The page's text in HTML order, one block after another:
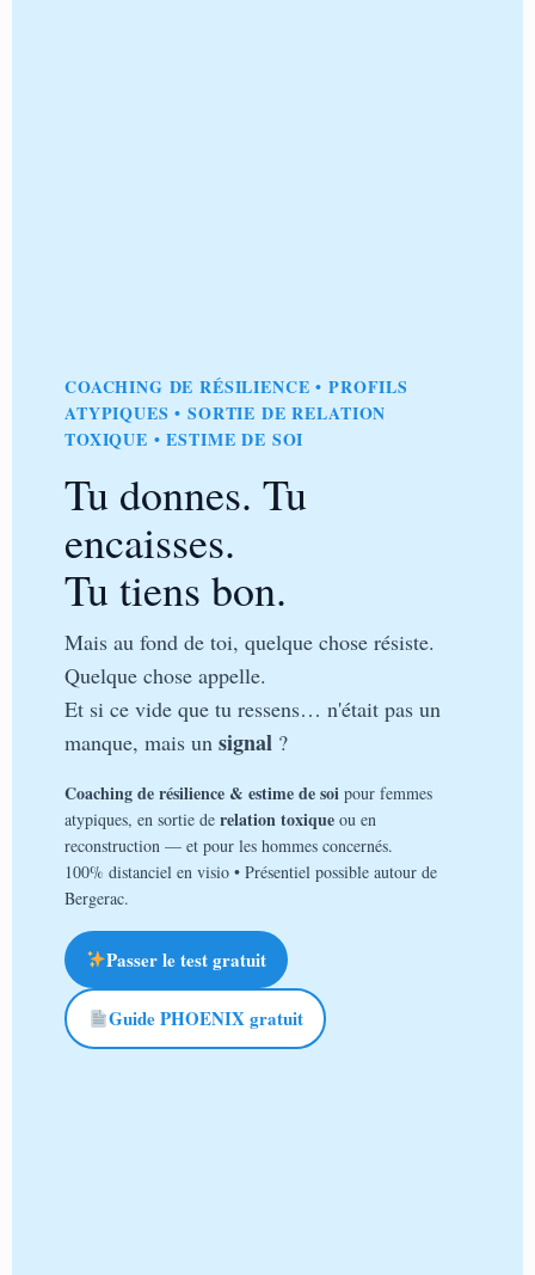
COACHING DE RÉSILIENCE • PROFILS
ATYPIQUES • SORTIE DE RELATION
TOXIQUE • ESTIME DE SOI
Tu donnes. Tu
encaisses.
Tu tiens bon.
Mais au fond de toi, quelque chose résiste.
Quelque chose appelle.
Et si ce vide que tu ressens… n'était pas un
manque, mais un signal ?
Coaching de résilience & estime de soi pour femmes
atypiques, en sortie de relation toxique ou en
reconstruction — et pour les hommes concernés.
100% distanciel en visio • Présentiel possible autour de
Bergerac.
Passer le test gratuit
Guide PHOENIX gratuit